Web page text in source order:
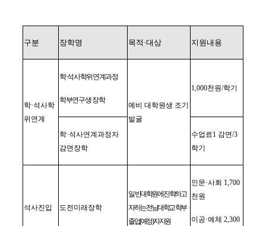
구분 장학명 목적 ·대상 지원내용
학·석사학
위연계
학·석사학위연계과정
학부연구생 장학
예비 대학원생 조기
발굴
1,000천원/학기
학·석사연계과정자
감면장학
수업료1 감면/3
학기
석사진입 도전미래장학
일반대학원에 진학하고
자 하는 전남대학교 학부
졸업(예정)자 지원
인문·사회 1,700
천원
이공·예체 2,300